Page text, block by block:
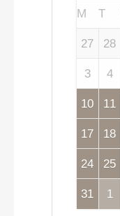
M T
27 28
3 4
10 11
17 18
24 25
31 1